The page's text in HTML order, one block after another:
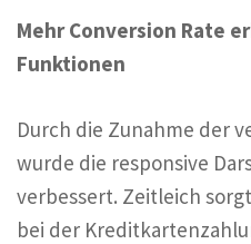
Mehr Conversion Rate
Funktionen
Durch die Zunahme der
wurde die responsive
verbessert. Zeitleich
bei der